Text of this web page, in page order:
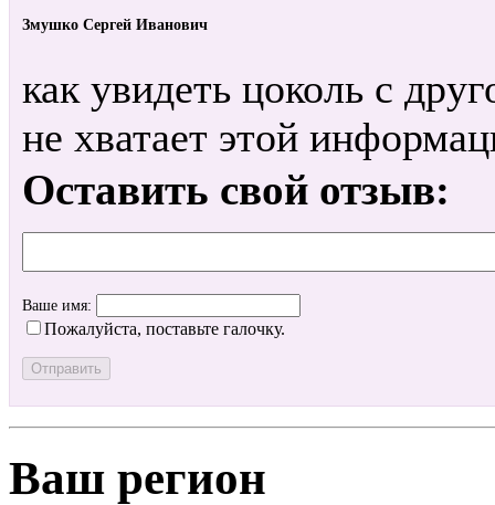
Змушко Сергей Иванович
как увидеть цоколь с
не хватает этой
Оставить свой отзыв:
Ваше имя:
Пожалуйста, поставьте галочку.
Ваш регион